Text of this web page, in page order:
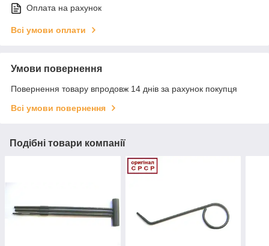
Оплата на рахунок
Всі умови оплати
Умови повернення
Повернення товару впродовж 14 днів за рахунок покупця
Всі умови повернення
Подібні товари компанії